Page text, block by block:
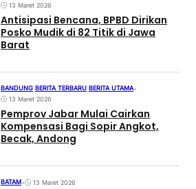
13 Maret 2026
Antisipasi Bencana, BPBD Dirikan
Posko Mudik di 82 Titik di Jawa
Barat
BANDUNG BERITA TERBARU BERITA UTAMA•
13 Maret 2026
Pemprov Jabar Mulai Cairkan
Kompensasi Bagi Sopir Angkot,
Becak, Andong
BATAM• 13 Maret 2026